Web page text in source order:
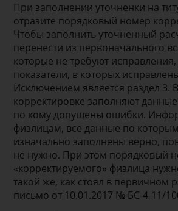
При заполнении уточненки на
отразите порядковый номер
Чтобы заполнить уточненный
перенести из первоначального
которые не требуют исправления,
показатели, в которых
Исключением является раздел 3.
корректировке заполняют данные
по кому допущены ошибки.
физлицам, все данные по
изначально заполнены верно,
не нужно. При этом порядковый
«корректируемого» физлица
такой же, как стоял в первичном
письмо от 10.01.2017 № БС-4-11/